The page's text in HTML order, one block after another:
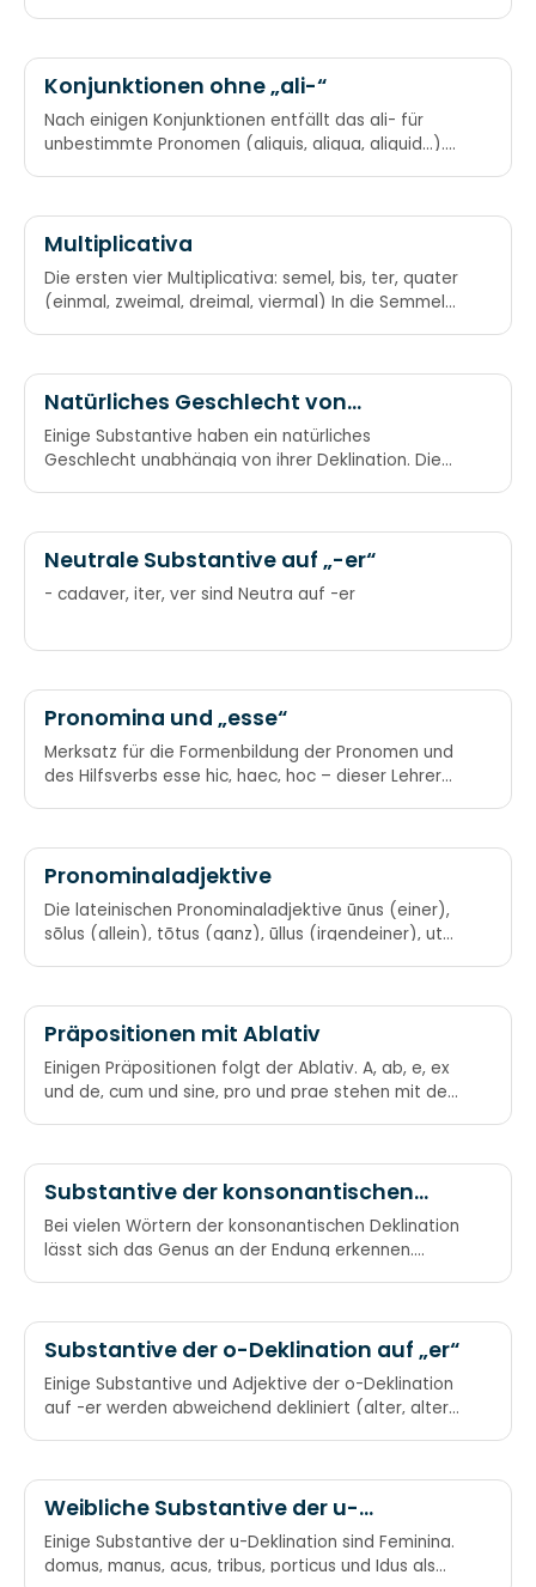
Konjunktionen ohne „ali-“
Nach einigen Konjunktionen entfällt das ali- für
unbestimmte Pronomen (aliquis, aliqua, aliquid…).
Multiplicativa
Die ersten vier Multiplicativa: semel, bis, ter, quater
(einmal, zweimal, dreimal, viermal) In die Semmel
Natürliches Geschlecht von
Substantiven
Einige Substantive haben ein natürliches
Geschlecht unabhängig von ihrer Deklination. Die
Bäume an.
Neutrale Substantive auf „-er“
- cadaver, iter, ver sind Neutra auf -er
Pronomina und „esse“
Merksatz für die Formenbildung der Pronomen und
des Hilfsverbs esse hic, haec, hoc – dieser Lehrer
– dass dir die Nase blut’!
Pronominaladjektive
Die lateinischen Pronominaladjektive ūnus (einer),
sōlus (allein), tōtus (ganz), ūllus (irgendeiner), uter
die Endung -īus und im Dativ -ī. Ūnus, sōlus, tōtus,
ūllus, uter, alter, neuter, nūllus
Präpositionen mit Ablativ
Einigen Präpositionen folgt der Ablativ. A, ab, e, ex
und de, cum und sine, pro und prae stehen mit dem
Substantive der konsonantischen
Deklination
Bei vielen Wörtern der konsonantischen Deklination
lässt sich das Genus an der Endung erkennen.
Wörter mit der Endung -es und -is, auch die auf -x,
-as, -aus und -o und -s mit Konsonant davor
Substantive der o-Deklination auf „er“
Einige Substantive und Adjektive der o-Deklination
auf -er werden abweichend dekliniert (alter, altera,
Weibliche Substantive der u-
Deklination
Einige Substantive der u-Deklination sind Feminina.
domus, manus, acus, tribus, porticus und Idus als